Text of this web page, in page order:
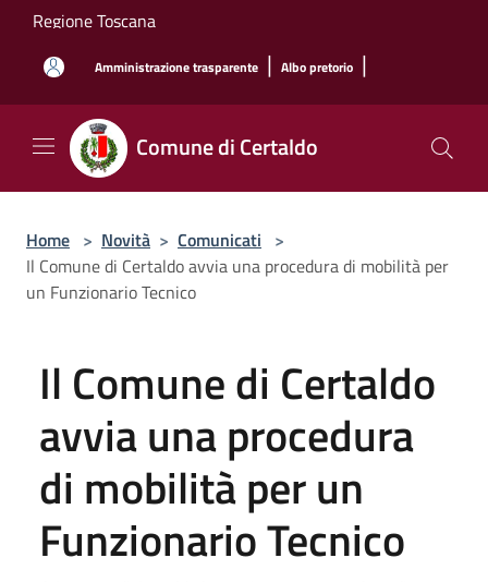
Salta al contenuto principale
Regione Toscana
Amministrazione trasparente | Albo pretorio |
Comune di Certaldo
Home > Novità > Comunicati >
Il Comune di Certaldo avvia una procedura di mobilità per
un Funzionario Tecnico
Il Comune di Certaldo
avvia una procedura
di mobilità per un
Funzionario Tecnico